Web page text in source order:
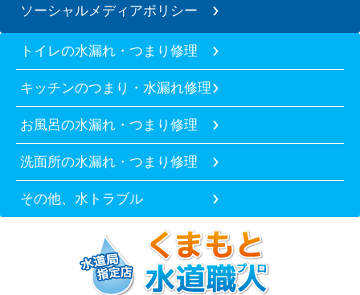
ソーシャルメディアポリシー
トイレの水漏れ・つまり修理
キッチンのつまり・水漏れ修理
お風呂の水漏れ・つまり修理
洗面所の水漏れ・つまり修理
その他、水トラブル